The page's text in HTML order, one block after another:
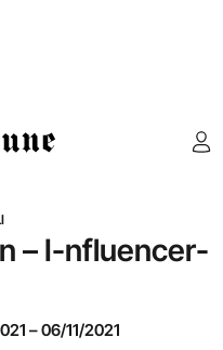
– I-nfluencer-
–06/11/2021